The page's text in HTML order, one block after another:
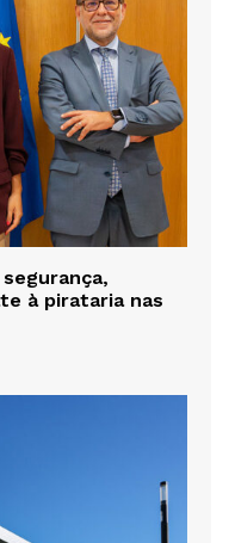
à pirataria nas